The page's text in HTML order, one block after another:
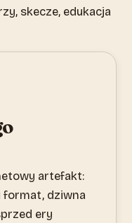
skecze, edukacja
artefakt:
format, dziwna
ery